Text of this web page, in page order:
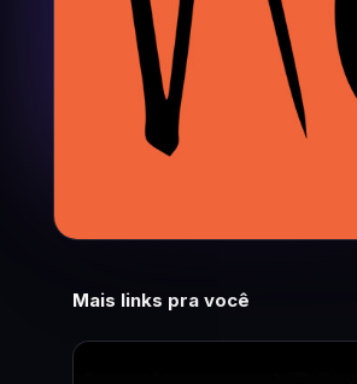
Mais links pra você